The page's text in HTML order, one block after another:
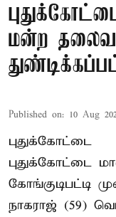
மன்ற
Published on: 10 Aug
புதுக்கோட்டை
புதுக்கோட்டை
கோங்குடிபட்டி
நாகராஜ் (59)